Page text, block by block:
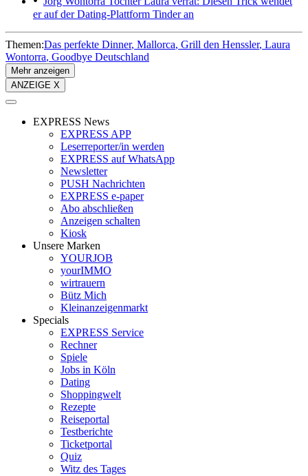
er auf der Dating-Plattform Tinder an
Themen:Das perfekte Dinner Mallorca Grill den Henssler Laura
Wontorra Goodbye Deutschland
Mehr anzeigen
ANZEIGE X
EXPRESS News
EXPRESS APP
Leserreporter/in werden
EXPRESS auf WhatsApp
Newsletter
PUSH Nachrichten
EXPRESS e-paper
Abo abschließen
Anzeigen schalten
Kiosk
Unsere Marken
YOURJOB
yourIMMO
wirtrauern
Bütz Mich
Kleinanzeigenmarkt
Specials
EXPRESS Service
Rechner
Spiele
Jobs in Köln
Dating
Shoppingwelt
Rezepte
Reiseportal
Testberichte
Ticketportal
Quiz
Witz des Tages